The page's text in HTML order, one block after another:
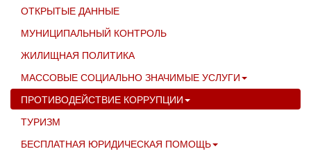
ОТКРЫТЫЕ ДАННЫЕ
МУНИЦИПАЛЬНЫЙ КОНТРОЛЬ
ЖИЛИЩНАЯ ПОЛИТИКА
МАССОВЫЕ СОЦИАЛЬНО ЗНАЧИМЫЕ УСЛУГИ
ПРОТИВОДЕЙСТВИЕ КОРРУПЦИИ
ТУРИЗМ
БЕСПЛАТНАЯ ЮРИДИЧЕСКАЯ ПОМОЩЬ